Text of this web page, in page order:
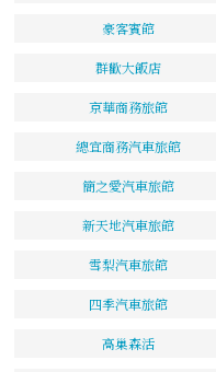
豪客賓館
群歡大飯店
京華商務旅館
總宜商務汽車旅館
簡之愛汽車旅館
新天地汽車旅館
雪梨汽車旅館
四季汽車旅館
高巢森活